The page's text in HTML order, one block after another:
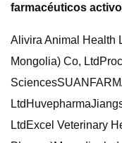
farmacéuticos
Alivira Animal Health
Mongolia) Co,
LtdExcel Veterinary